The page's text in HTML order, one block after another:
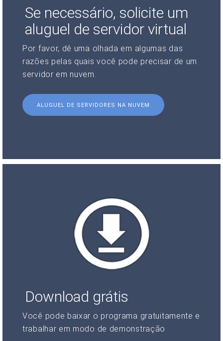
Se necessário, solicite um
aluguel de servidor virtual
Por favor, dê uma olhada em algumas das
razões pelas quais você pode precisar de um
servidor em nuvem.
ALUGUEL DE SERVIDORES NA NUVEM
Download grátis
Você pode baixar o programa gratuitamente e
trabalhar em modo de demonstração